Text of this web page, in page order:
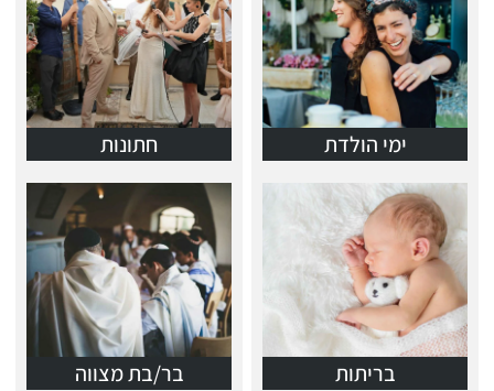
ימי הולדת חתונות
בריתות בר/בת מצווה